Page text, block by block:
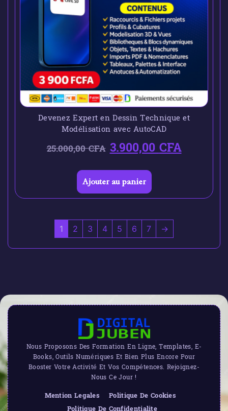
Devenez Expert en Dessin Technique et
Modélisation avec AutoCAD
25.000,00CFA 3.900,00CFA
Ajouter au panier
1 2 3 4 5 6 7 →
Nous Proposons Des Formation En Ligne, Templates, E-
Books, Outils Numériques Et Bien Plus Encore Pour
Booster Votre Activité Et Vos Compétences. Rejoignez-
Nous Ce Jour !
Mention Legales
Politique De Cookies